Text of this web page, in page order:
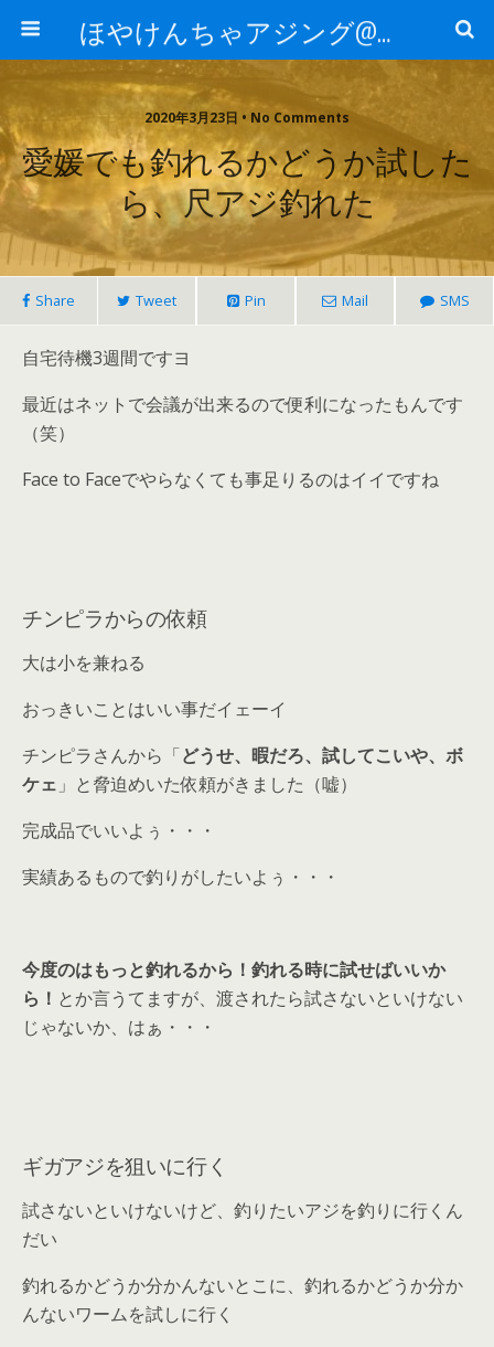
ほやけんちゃアジング@山口
2020年3月23日 • No Comments
愛媛でも釣れるかどうか試した
ら、尺アジ釣れた
Share Tweet Pin Mail SMS
自宅待機3週間ですヨ
最近はネットで会議が出来るので便利になったもんです
（笑）
Face to Faceでやらなくても事足りるのはイイですね
チンピラからの依頼
大は小を兼ねる
おっきいことはいい事だイェーイ
チンピラさんから「どうせ、暇だろ、試してこいや、ボ
ケェ 」と脅迫めいた依頼がきました（嘘）
完成品でいいよぅ・・・
実績あるもので釣りがしたいよぅ・・・
今度のはもっと釣れるから！釣れる時に試せばいいか
ら！ とか言うてますが、渡されたら試さないといけない
じゃないか、はぁ・・・
ギガアジを狙いに行く
試さないといけないけど、釣りたいアジを釣りに行くん
だい
釣れるかどうか分かんないとこに、釣れるかどうか分か
んないワームを試しに行く